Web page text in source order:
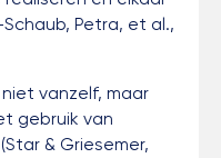
Petra, et al.,
vanzelf, maar
gebruik van
(Star & Griesemer,